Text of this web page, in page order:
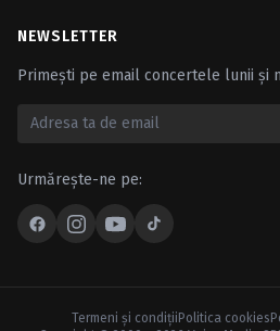
NEWSLETTER
Primești pe email concertele lunii și
Urmărește-ne pe:
Termeni şi condiţii Politica cookies